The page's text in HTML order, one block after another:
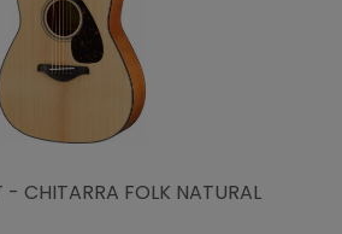
CHITARRA FOLK NATURAL